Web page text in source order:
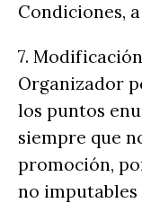
Condiciones,
7.
Organizador
los puntos
siempre que
promoción,
no imputables